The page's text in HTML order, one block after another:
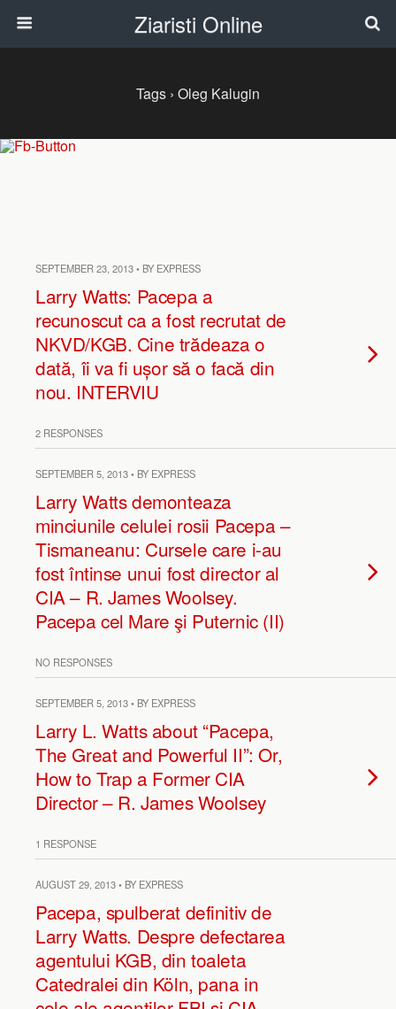
Ziaristi Online
Tags › Oleg Kalugin
SEPTEMBER 23, 2013 • BY EXPRESS
Larry Watts: Pacepa a
recunoscut ca a fost recrutat de
NKVD/KGB. Cine trădeaza o
dată, îi va fi ușor să o facă din
nou. INTERVIU
2 RESPONSES
SEPTEMBER 5, 2013 • BY EXPRESS
Larry Watts demonteaza
minciunile celulei rosii Pacepa –
Tismaneanu: Cursele care i-au
fost întinse unui fost director al
CIA – R. James Woolsey.
Pacepa cel Mare şi Puternic (II)
NO RESPONSES
SEPTEMBER 5, 2013 • BY EXPRESS
Larry L. Watts about “Pacepa,
The Great and Powerful II”: Or,
How to Trap a Former CIA
Director – R. James Woolsey
1 RESPONSE
AUGUST 29, 2013 • BY EXPRESS
Pacepa, spulberat definitiv de
Larry Watts. Despre defectarea
agentului KGB, din toaleta
Catedralei din Köln, pana in